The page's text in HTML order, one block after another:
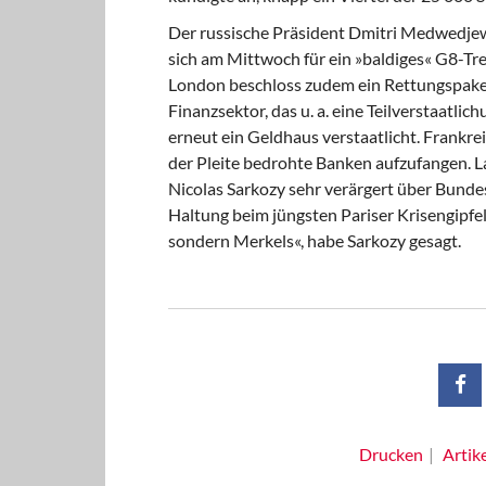
Der russische Präsident Dmitri
sich am Mittwoch für ein »baldiges« G8-
London beschloss zudem ein
Finanzsektor, das u. a. eine
erneut ein Geldhaus verstaatlicht.
der Pleite bedrohte Banken aufzufangen.
Nicolas Sarkozy sehr verärgert über
Haltung beim jüngsten Pariser
sondern Merkels«, habe Sarkozy gesagt.
Drucken